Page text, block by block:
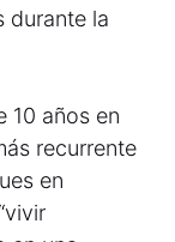
durante la
10 años en
recurrente
en